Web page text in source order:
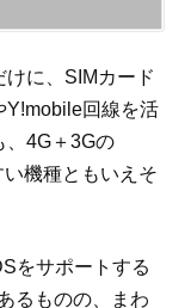
に、SIMカード
Y!mobile回線を活
、4G＋3Gの
機種ともいえそ
をサポートする
るものの、まわ